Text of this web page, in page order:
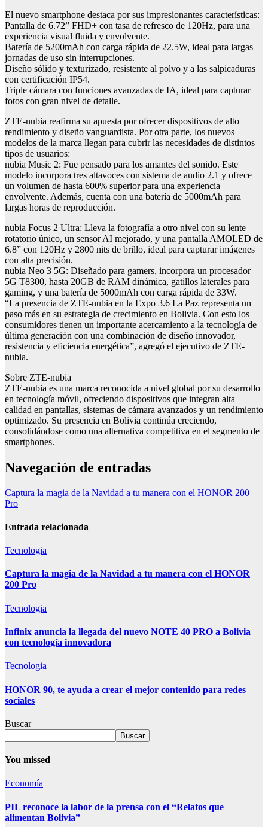
El nuevo smartphone destaca por sus impresionantes características:
Pantalla de 6.72” FHD+ con tasa de refresco de 120Hz, para una
experiencia visual fluida y envolvente.
Batería de 5200mAh con carga rápida de 22.5W, ideal para largas
jornadas de uso sin interrupciones.
Diseño sólido y texturizado, resistente al polvo y a las salpicaduras
con certificación IP54.
Triple cámara con funciones avanzadas de IA, ideal para capturar
fotos con gran nivel de detalle.
ZTE-nubia reafirma su apuesta por ofrecer dispositivos de alto
rendimiento y diseño vanguardista. Por otra parte, los nuevos
modelos de la marca llegan para cubrir las necesidades de distintos
tipos de usuarios:
nubia Music 2: Fue pensado para los amantes del sonido. Este
modelo incorpora tres altavoces con sistema de audio 2.1 y ofrece
un volumen de hasta 600% superior para una experiencia
envolvente. Además, cuenta con una batería de 5000mAh para
largas horas de reproducción.
nubia Focus 2 Ultra: Lleva la fotografía a otro nivel con su lente
rotatorio único, un sensor AI mejorado, y una pantalla AMOLED de
6.8” con 120Hz y 2800 nits de brillo, ideal para capturar imágenes
con alta precisión.
nubia Neo 3 5G: Diseñado para gamers, incorpora un procesador
5G T8300, hasta 20GB de RAM dinámica, gatillos laterales para
gaming, y una batería de 5000mAh con carga rápida de 33W.
“La presencia de ZTE-nubia en la Expo 3.6 La Paz representa un
paso más en su estrategia de crecimiento en Bolivia. Con esto los
consumidores tienen un importante acercamiento a la tecnología de
última generación con una combinación de diseño innovador,
resistencia y eficiencia energética”, agregó el ejecutivo de ZTE-
nubia.
Sobre ZTE-nubia
ZTE-nubia es una marca reconocida a nivel global por su desarrollo
en tecnología móvil, ofreciendo dispositivos que integran alta
calidad en pantallas, sistemas de cámara avanzados y un rendimiento
optimizado. Su presencia en Bolivia continúa creciendo,
consolidándose como una alternativa competitiva en el segmento de
smartphones.
Navegación de entradas
Captura la magia de la Navidad a tu manera con el HONOR 200
Pro
Entrada relacionada
Tecnologia
Captura la magia de la Navidad a tu manera con el HONOR
200 Pro
Tecnologia
Infinix anuncia la llegada del nuevo NOTE 40 PRO a Bolivia
con tecnología innovadora
Tecnologia
HONOR 90, te ayuda a crear el mejor contenido para redes
sociales
Buscar
Buscar
You missed
Economía
PIL reconoce la labor de la prensa con el “Relatos que
alimentan Bolivia”